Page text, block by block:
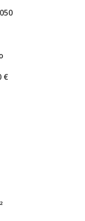
di agenzia a carico del
€